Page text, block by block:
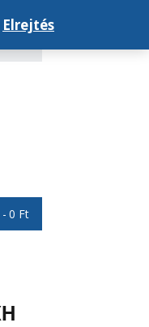
0 Ft
Elrejtés